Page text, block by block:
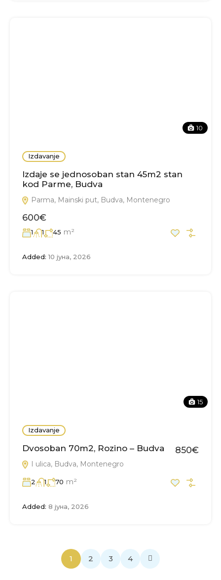
10
Izdavanje
Izdaje se jednosoban stan 45m2 stan
kod Parme, Budva
Parma, Mainski put, Budva, Montenegro
600€
1 1 45 m²
Added: 10 јуна, 2026
15
Izdavanje
Dvosoban 70m2, Rozino – Budva
I ulica, Budva, Montenegro
850€
2 1 70 m²
Added: 8 јуна, 2026
1 2 3 4